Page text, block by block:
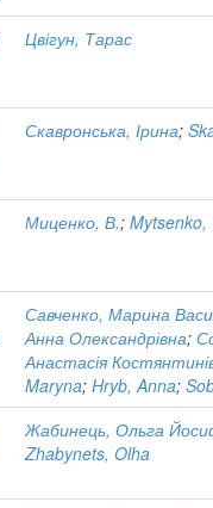
Цвігун, Тарас
Скавронська, Ірина;
Миценко, В.;Mytsenko,
Савченко, Марина
Анна Олександрівна;
Анастасія
Maryna;Hryb, Anna;
Жабинець, Ольга
Zhabynets, Olha